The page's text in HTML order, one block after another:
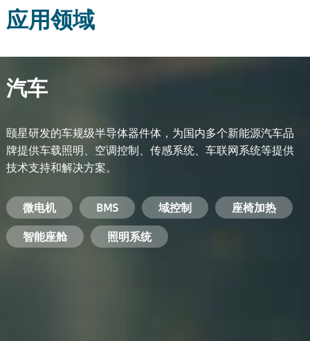
应用领域
汽车
颐星研发的车规级半导体器件体，为国内多个新能源汽车品
牌提供车载照明、空调控制、传感系统、车联网系统等提供
技术支持和解决方案。
微电机 BMS 域控制
座椅加热
智能座舱
照明系统
电池管理系统
储能逆变器
工业电焊机 变频器
电机驱动
安防摄像头
开关电源 手机充电器
服务器电源
PC电源
电脑 手机 基站 机顶盒
智能农业 智能医疗
智能交通
智能家居